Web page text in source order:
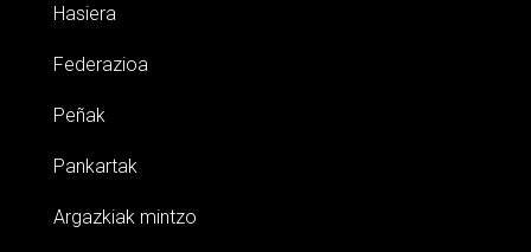
Hasiera
Federazioa
Peñak
Pankartak
Argazkiak mintzo